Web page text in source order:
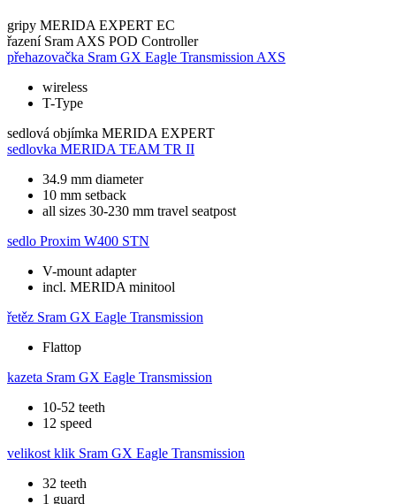
gripy MERIDA EXPERT EC
řazení Sram AXS POD Controller
přehazovačka Sram GX Eagle Transmission AXS
wireless
T-Type
sedlová objímka MERIDA EXPERT
sedlovka MERIDA TEAM TR II
34.9 mm diameter
10 mm setback
all sizes 30-230 mm travel seatpost
sedlo Proxim W400 STN
V-mount adapter
incl. MERIDA minitool
řetěz Sram GX Eagle Transmission
Flattop
kazeta Sram GX Eagle Transmission
10-52 teeth
12 speed
velikost klik Sram GX Eagle Transmission
32 teeth
1 guard